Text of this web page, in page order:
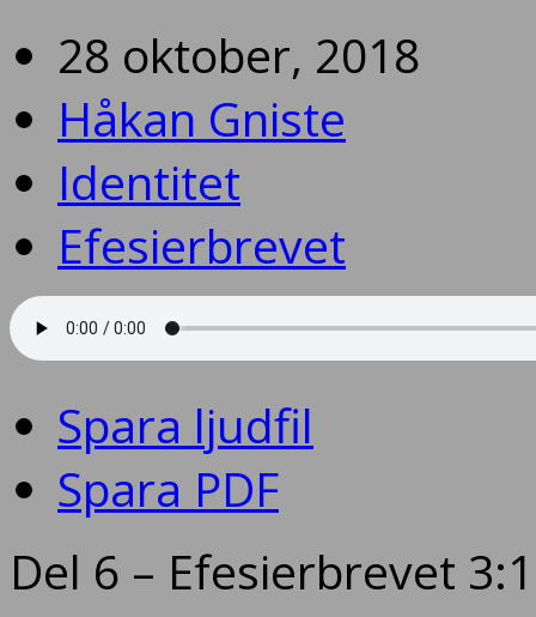
28 oktober, 2018
Håkan Gniste
Identitet
Efesierbrevet
Spara ljudfil
Spara PDF
Del 6 – Efesierbrevet